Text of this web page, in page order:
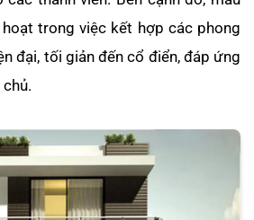
trong việc kết hợp các phong
đại, tối giản đến cổ điển, đáp ứng